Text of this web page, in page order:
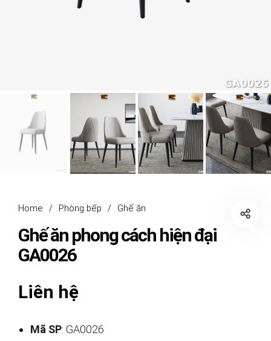
Home / Phòng bếp / Ghế ăn
Ghế ăn phong cách hiện đại
GA0026
Liên hệ
Mã SP: GA0026